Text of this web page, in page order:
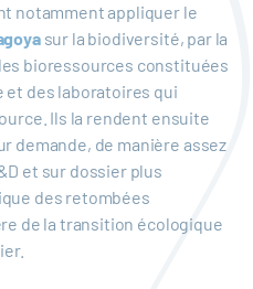
notamment appliquer le
sur la biodiversité, par la
bioressources constituées
et des laboratoires qui
Ils la rendent ensuite
demande, de manière assez
et sur dossier plus
des retombées
de la transition écologique